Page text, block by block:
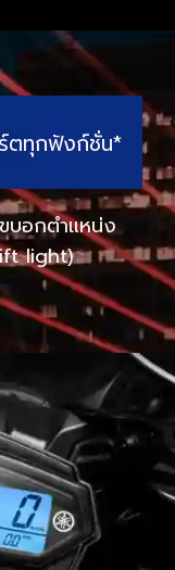
ตทุกฟังก์ชั่น*
บอกตำแหน่ง
light)